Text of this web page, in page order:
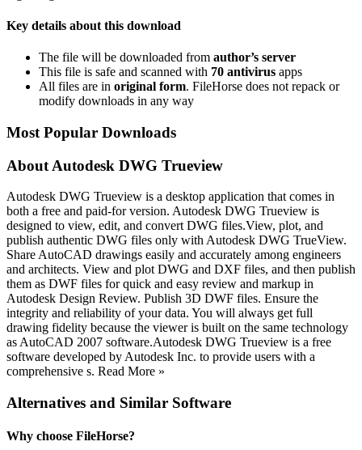
Key details about this download
The file will be downloaded from author’s server
This file is safe and scanned with 70 antivirus apps
All files are in original form. FileHorse does not repack or
modify downloads in any way
Most Popular Downloads
About Autodesk DWG Trueview
Autodesk DWG Trueview is a desktop application that comes in
both a free and paid-for version. Autodesk DWG Trueview is
designed to view, edit, and convert DWG files.View, plot, and
publish authentic DWG files only with Autodesk DWG TrueView.
Share AutoCAD drawings easily and accurately among engineers
and architects. View and plot DWG and DXF files, and then publish
them as DWF files for quick and easy review and markup in
Autodesk Design Review. Publish 3D DWF files. Ensure the
integrity and reliability of your data. You will always get full
drawing fidelity because the viewer is built on the same technology
as AutoCAD 2007 software.Autodesk DWG Trueview is a free
software developed by Autodesk Inc. to provide users with a
comprehensive s. Read More »
Alternatives and Similar Software
Why choose FileHorse?